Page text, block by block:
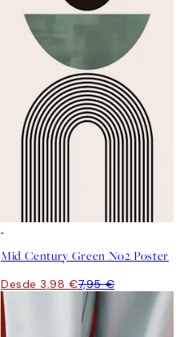
Mid Century Green No2 Poster
Desde 3,98 €7,95 €